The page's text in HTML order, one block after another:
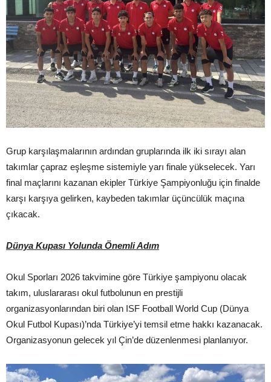
Grup karşılaşmalarının ardından gruplarında ilk iki sırayı alan
takımlar çapraz eşleşme sistemiyle yarı finale yükselecek. Yarı
final maçlarını kazanan ekipler Türkiye Şampiyonluğu için finalde
karşı karşıya gelirken, kaybeden takımlar üçüncülük maçına
çıkacak.
Dünya Kupası Yolunda Önemli Adım
Okul Sporları 2026 takvimine göre Türkiye şampiyonu olacak
takım, uluslararası okul futbolunun en prestijli
organizasyonlarından biri olan ISF Football World Cup (Dünya
Okul Futbol Kupası)’nda Türkiye’yi temsil etme hakkı kazanacak.
Organizasyonun gelecek yıl Çin’de düzenlenmesi planlanıyor.